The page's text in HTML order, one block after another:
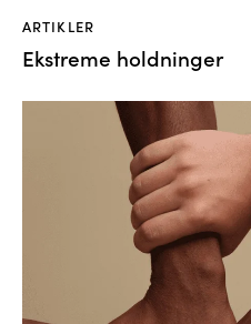
ARTIKLER
Ekstreme holdninger